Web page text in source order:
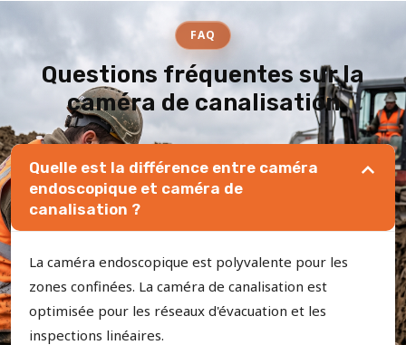
FAQ
Questions fréquentes sur la
caméra de canalisation
Quelle est la différence entre caméra
endoscopique et caméra de
canalisation ?
La caméra endoscopique est polyvalente pour les
zones confinées. La caméra de canalisation est
optimisée pour les réseaux d'évacuation et les
inspections linéaires.